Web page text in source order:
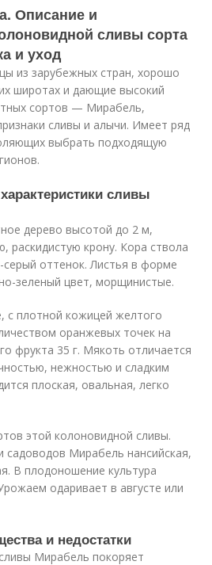
Описание и
сливы сорта
и уход
из зарубежных стран, хорошо
широтах и дающие высокий
сортов — Мирабель,
сливы и алычи. Имеет ряд
выбрать подходящую
сливы
дерево высотой до 2 м,
крону. Кора ствола
оттенок. Листья в форме
зеленый цвет, морщинистые.
с плотной кожицей желтого
оранжевых точек на
фрукта 35 г. Мякоть отличается
нежностью и сладким
плоская, овальная, легко
этой колоновидной сливы.
садоводов Мирабель нансийская,
В плодоношение культура
одаривает в августе или
и недостатки
Мирабель покоряет